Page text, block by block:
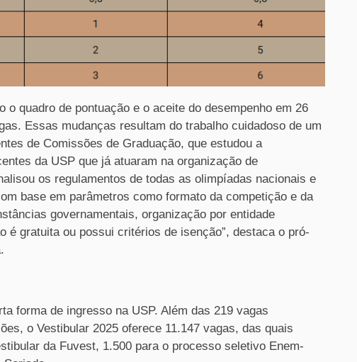
o quadro de pontuação e o aceite do desempenho em 26
Essas mudanças resultam do trabalho cuidadoso de um
de Comissões de Graduação, que estudou a
da USP que já atuaram na organização de
os regulamentos de todas as olimpíadas nacionais e
base em parâmetros como formato da competição e da
governamentais, organização por entidade
é gratuita ou possui critérios de isenção”, destaca o pró-
forma de ingresso na USP. Além das 219 vagas
o Vestibular 2025 oferece 11.147 vagas, das quais
da Fuvest, 1.500 para o processo seletivo Enem-